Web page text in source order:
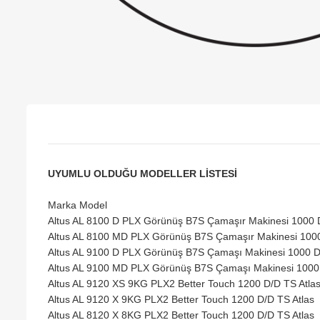
UYUMLU OLDUĞU MODELLER LİSTESİ
Marka Model
Altus AL 8100 D PLX Görünüş B7S Çamaşır Makinesi 1000
Altus AL 8100 MD PLX Görünüş B7S Çamaşır Makinesi
Altus AL 9100 D PLX Görünüş B7S Çamaşı Makinesi 1000
Altus AL 9100 MD PLX Görünüş B7S Çamaşı Makinesi
Altus AL 9120 XS 9KG PLX2 Better Touch 1200 D/D TS Atlas
Altus AL 9120 X 9KG PLX2 Better Touch 1200 D/D TS Atlas
Altus AL 8120 X 8KG PLX2 Better Touch 1200 D/D TS Atlas